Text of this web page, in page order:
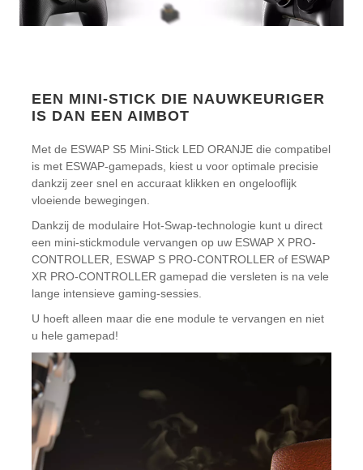
EEN MINI-STICK DIE NAUWKEURIGER
IS DAN EEN AIMBOT
Met de ESWAP S5 Mini-Stick LED ORANJE die compatibel
is met ESWAP-gamepads, kiest u voor optimale precisie
dankzij zeer snel en accuraat klikken en ongelooflijk
vloeiende bewegingen.
Dankzij de modulaire Hot-Swap-technologie kunt u direct
een mini-stickmodule vervangen op uw ESWAP X PRO-
CONTROLLER, ESWAP S PRO-CONTROLLER of ESWAP
XR PRO-CONTROLLER gamepad die versleten is na vele
lange intensieve gaming-sessies.
U hoeft alleen maar die ene module te vervangen en niet
u hele gamepad!